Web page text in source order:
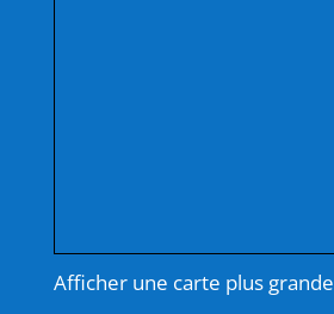
Afficher une carte plus grande